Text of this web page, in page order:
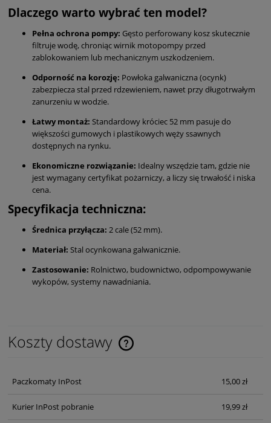
Dlaczego warto wybrać ten model?
Pełna ochrona pompy: Gęsto perforowany kosz skutecznie
filtruje wodę, chroniąc wirnik motopompy przed
zablokowaniem lub mechanicznym uszkodzeniem.
Odporność na korozję: Powłoka galwaniczna (ocynk)
zabezpiecza stal przed rdzewieniem, nawet przy długotrwałym
zanurzeniu w wodzie.
Łatwy montaż: Standardowy króciec 52 mm pasuje do
większości gumowych i plastikowych węży ssawnych
dostępnych na rynku.
Ekonomiczne rozwiązanie: Idealny wszędzie tam, gdzie nie
jest wymagany certyfikat pożarniczy, a liczy się trwałość i niska
cena.
Specyfikacja techniczna:
Średnica przyłącza: 2 cale (52 mm).
Materiał: Stal ocynkowana galwanicznie.
Zastosowanie: Rolnictwo, budownictwo, odpompowywanie
wykopów, systemy nawadniania.
Koszty dostawy
Cena nie zawiera ewentualnych kosztów płatności
Paczkomaty InPost 15,00 zł
Kurier InPost pobranie 19,99 zł